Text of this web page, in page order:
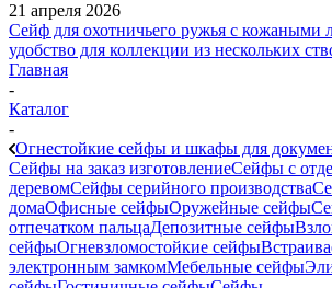
21 апреля 2026
Сейф для охотничьего ружья с кожаными
удобство для коллекции из нескольких
Главная
-
Каталог
-
Огнестойкие сейфы и шкафы для
Сейфы на заказ изготовлениеСейфы с
деревомСейфы серийного производства
домаОфисные сейфыОружейные сейфы
отпечатком пальцаДепозитные сейфы
сейфыОгневзломостойкие сейфы
электронным замкомМебельные сейфы